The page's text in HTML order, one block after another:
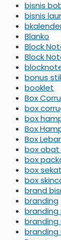
bisnis
bisnis
Blanko
Block
Block
bonus
booklet
Box
box
box
Box
Box
box
box
box
box
brand
branding
branding
branding
branding